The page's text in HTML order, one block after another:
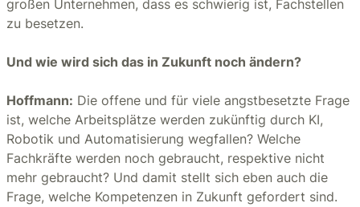
großen Unternehmen, dass es schwierig ist, Fachstellen
zu besetzen.
Und wie wird sich das in Zukunft noch ändern?
Hoffmann: Die offene und für viele angstbesetzte Frage
ist, welche Arbeitsplätze werden zukünftig durch KI,
Robotik und Automatisierung wegfallen? Welche
Fachkräfte werden noch gebraucht, respektive nicht
mehr gebraucht? Und damit stellt sich eben auch die
Frage, welche Kompetenzen in Zukunft gefordert sind.